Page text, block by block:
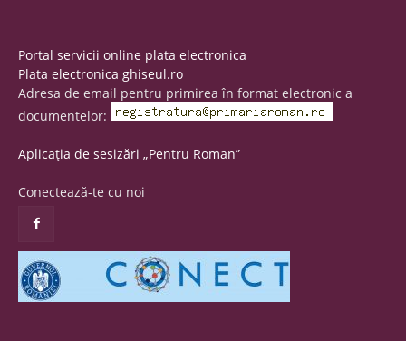
Portal servicii online plata electronica
Plata electronica ghiseul.ro
Adresa de email pentru primirea în format electronic a
documentelor:
Aplicația de sesizări „Pentru Roman”
Conectează-te cu noi